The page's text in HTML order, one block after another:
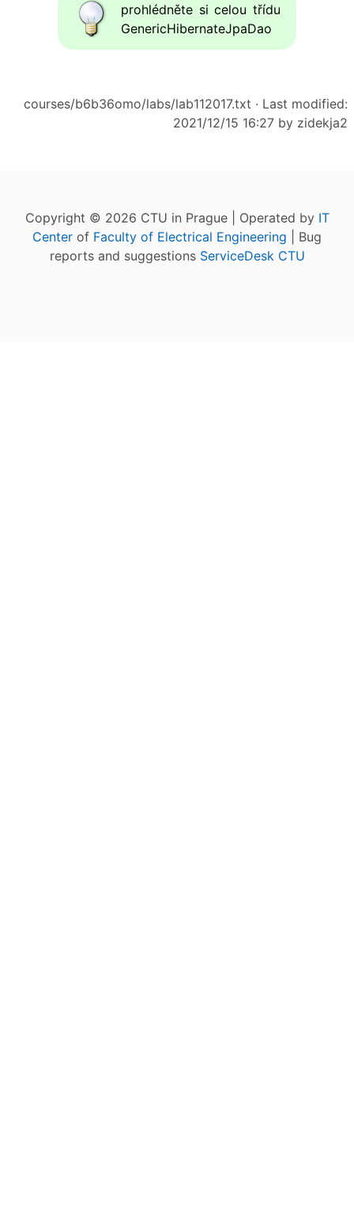
prohlédněte si celou třídu
GenericHibernateJpaDao
courses/b6b36omo/labs/lab112017.txt · Last modified:
2021/12/15 16:27 by zidekja2
Copyright © 2026 CTU in Prague | Operated by IT
Center of Faculty of Electrical Engineering | Bug
reports and suggestions ServiceDesk CTU